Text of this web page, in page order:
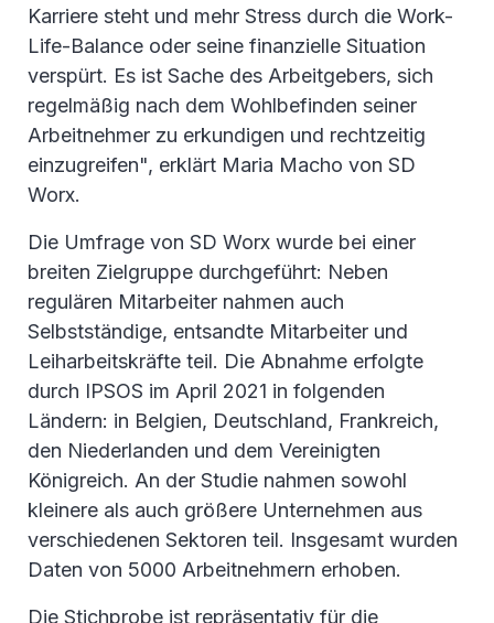
Karriere steht und mehr Stress durch die Work-
Life-Balance oder seine finanzielle Situation
verspürt. Es ist Sache des Arbeitgebers, sich
regelmäßig nach dem Wohlbefinden seiner
Arbeitnehmer zu erkundigen und rechtzeitig
einzugreifen", erklärt Maria Macho von SD
Worx.
Die Umfrage von SD Worx wurde bei einer
breiten Zielgruppe durchgeführt: Neben
regulären Mitarbeiter nahmen auch
Selbstständige, entsandte Mitarbeiter und
Leiharbeitskräfte teil. Die Abnahme erfolgte
durch IPSOS im April 2021 in folgenden
Ländern: in Belgien, Deutschland, Frankreich,
den Niederlanden und dem Vereinigten
Königreich. An der Studie nahmen sowohl
kleinere als auch größere Unternehmen aus
verschiedenen Sektoren teil. Insgesamt wurden
Daten von 5000 Arbeitnehmern erhoben.
Die Stichprobe ist repräsentativ für die